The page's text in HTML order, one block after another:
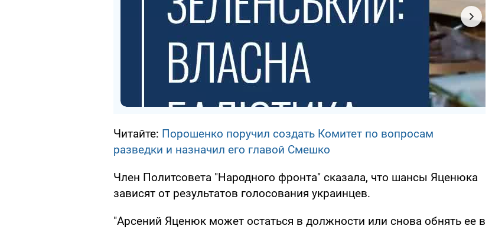
Читайте: Порошенко поручил создать Комитет по вопросам
разведки и назначил его главой Смешко
Член Политсовета "Народного фронта" сказала, что шансы Яценюка
зависят от результатов голосования украинцев.
"Арсений Яценюк может остаться в должности или снова обнять ее в